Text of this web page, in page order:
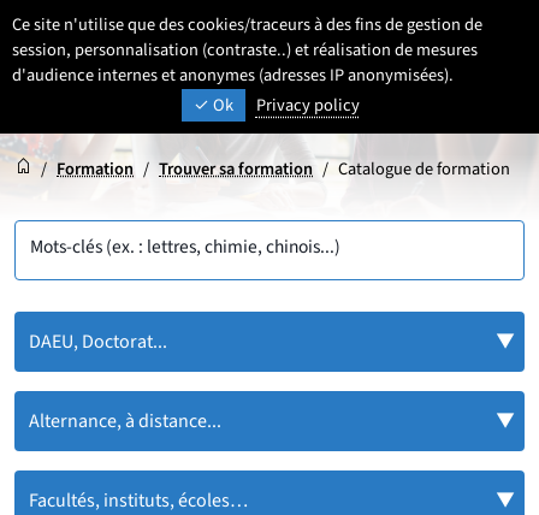
Ce site n'utilise que des cookies/traceurs à des fins de gestion de
session, personnalisation (contraste..) et réalisation de mesures
d'audience internes et anonymes (adresses IP anonymisées).
Ok
Privacy policy
Aller
au
contenu
Aller
au
menu
Aller
au
pied
page
UNIVERSITÉ DE LILLE
INSPIRONS DEMAIN
ParamétrageSélectionner une
FR
- Français
Accueil
Accueil
/ Formation / Trouver sa formation / Catalogue de formation
Mots-clés (ex. : lettres, chimie, chinois...)
DAEU, Doctorat...
Alternance, à distance...
Facultés, instituts, écoles…